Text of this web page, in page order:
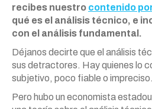
recibes nuestro contenido
qué es el análisis técnico, e
con el análisis fundamental.
Déjanos decirte que el análisis
sus detractores. Hay quienes lo
subjetivo, poco fiable o impreciso.
Pero hubo un economista